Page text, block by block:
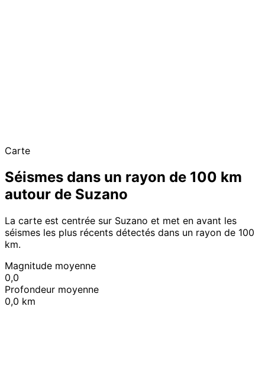
Carte
Séismes dans un rayon de 100 km
autour de Suzano
La carte est centrée sur Suzano et met en avant les
séismes les plus récents détectés dans un rayon de 100
km.
Magnitude moyenne
0,0
Profondeur moyenne
0,0 km